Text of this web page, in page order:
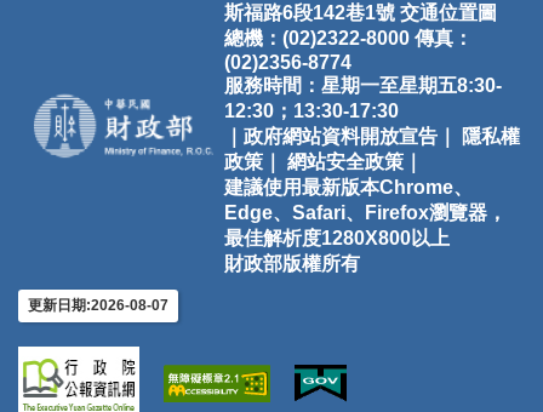
斯福路6段142巷1號 交通位置圖
總機：(02)2322-8000 傳真：
(02)2356-8774
服務時間：星期一至星期五8:30-
12:30；13:30-17:30
｜政府網站資料開放宣告｜
隱私權
政策｜
網站安全政策｜
建議使用最新版本Chrome、
Edge、Safari、Firefox瀏覽器，
最佳解析度1280X800以上
財政部版權所有
更新日期:2026-08-07